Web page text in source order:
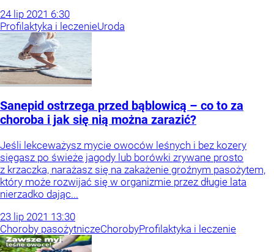
24 lip 2021 6:30
Profilaktyka i leczenieUroda
Sanepid ostrzega przed bąblowicą – co to za
choroba i jak się nią można zarazić?
Jeśli lekceważysz mycie owoców leśnych i bez kozery
sięgasz po świeże jagody lub borówki zrywane prosto
z krzaczka, narażasz się na zakażenie groźnym pasożytem,
który może rozwijać się w organizmie przez długie lata
nierzadko dając...
23 lip 2021 13:30
Choroby pasożytniczeChorobyProfilaktyka i leczenie